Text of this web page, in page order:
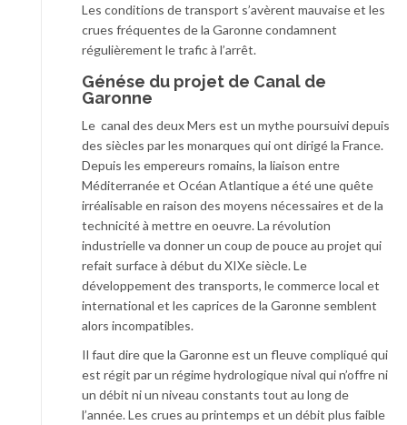
Les conditions de transport s’avèrent mauvaise et les
crues fréquentes de la Garonne condamnent
régulièrement le trafic à l’arrêt.
Génése du projet de Canal de
Garonne
Le canal des deux Mers est un mythe poursuivi depuis
des siècles par les monarques qui ont dirigé la France.
Depuis les empereurs romains, la liaison entre
Méditerranée et Océan Atlantique a été une quête
irréalisable en raison des moyens nécessaires et de la
technicité à mettre en oeuvre. La révolution
industrielle va donner un coup de pouce au projet qui
refait surface à début du XIXe siècle. Le
développement des transports, le commerce local et
international et les caprices de la Garonne semblent
alors incompatibles.
Il faut dire que la Garonne est un fleuve compliqué qui
est régit par un régime hydrologique nival qui n’offre ni
un débit ni un niveau constants tout au long de
l’année. Les crues au printemps et un débit plus faible